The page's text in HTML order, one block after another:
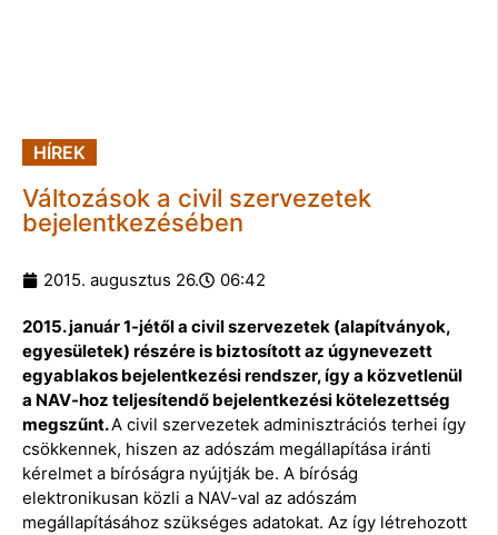
HÍREK
Változások a civil szervezetek
bejelentkezésében
2015. augusztus 26. 06:42
2015. január 1-jétől a civil szervezetek (alapítványok,
egyesületek) részére is biztosított az úgynevezett
egyablakos bejelentkezési rendszer, így a közvetlenül
a NAV-hoz teljesítendő bejelentkezési kötelezettség
megszűnt.A civil szervezetek adminisztrációs terhei így
csökkennek, hiszen az adószám megállapítása iránti
kérelmet a bíróságra nyújtják be. A bíróság
elektronikusan közli a NAV-val az adószám
megállapításához szükséges adatokat. Az így létrehozott